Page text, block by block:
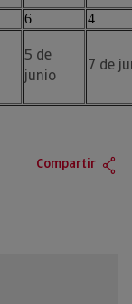
6 4
5 de
junio
7 de
Compartir